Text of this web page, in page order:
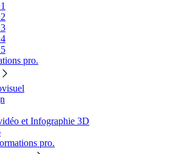
pro.
et Infographie 3D
pro.